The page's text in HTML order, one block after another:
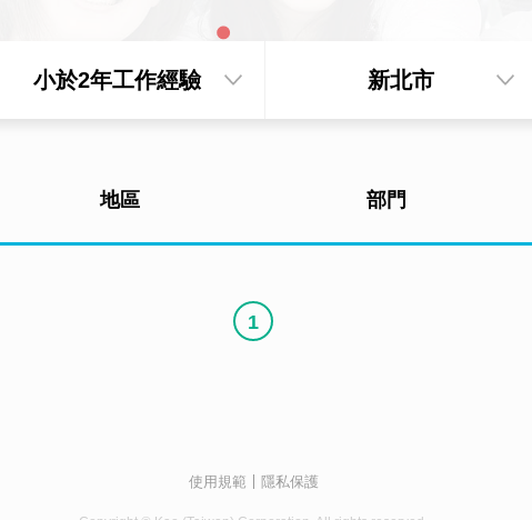
小於2年工作經驗 新北市
地區 部門
1
使用規範 隱私保護